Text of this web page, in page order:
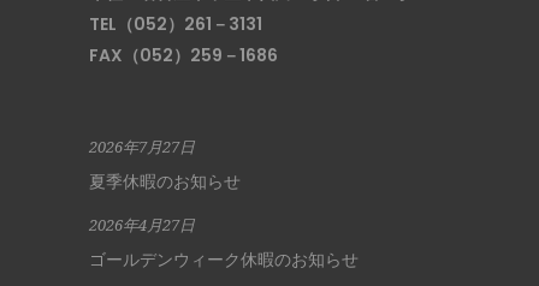
TEL（052）261－3131
FAX（052）259－1686
2026年7月27日
夏季休暇のお知らせ
2026年4月27日
ゴールデンウィーク休暇のお知らせ